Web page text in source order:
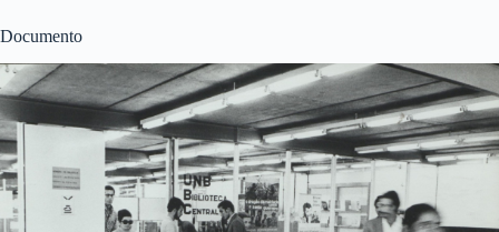
Documento